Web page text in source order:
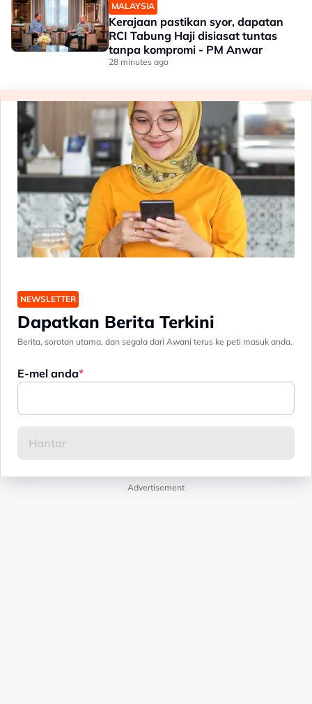
MALAYSIA
Kerajaan pastikan syor, dapatan
RCI Tabung Haji disiasat tuntas
tanpa kompromi - PM Anwar
28 minutes ago
NEWSLETTER
Dapatkan Berita Terkini
Berita, sorotan utama, dan segala dari Awani terus ke peti masuk anda.
E-mel anda
Advertisement